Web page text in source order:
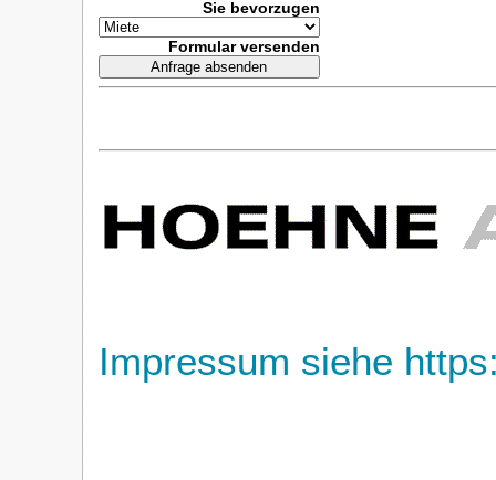
Sie bevorzugen
Formular versenden
Impressum siehe